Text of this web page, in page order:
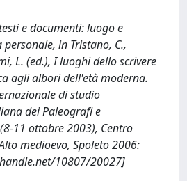
e documenti: luogo e
in Tristano, C.,
L. (ed.), I luoghi dello scrivere
agli albori dell'età moderna.
di studio
dei Paleografi e
11 ottobre 2003), Centro
medioevo, Spoleto 2006:
10807/20027]